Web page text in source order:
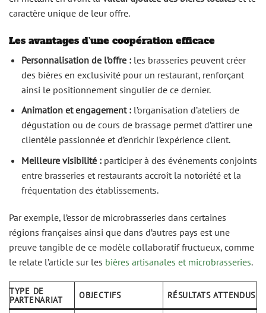
caractère unique de leur offre.
Les avantages d’une coopération efficace
Personnalisation de l’offre :les brasseries peuvent créer
des bières en exclusivité pour un restaurant, renforçant
ainsi le positionnement singulier de ce dernier.
Animation et engagement :l’organisation d’ateliers de
dégustation ou de cours de brassage permet d’attirer une
clientèle passionnée et d’enrichir l’expérience client.
Meilleure visibilité :participer à des événements conjoints
entre brasseries et restaurants accroît la notoriété et la
fréquentation des établissements.
Par exemple, l’essor de microbrasseries dans certaines
régions françaises ainsi que dans d’autres pays est une
preuve tangible de ce modèle collaboratif fructueux, comme
le relate l’article sur les bières artisanales et microbrasseries.
TYPE DE
PARTENARIAT OBJECTIFS RÉSULTATS ATTENDUS